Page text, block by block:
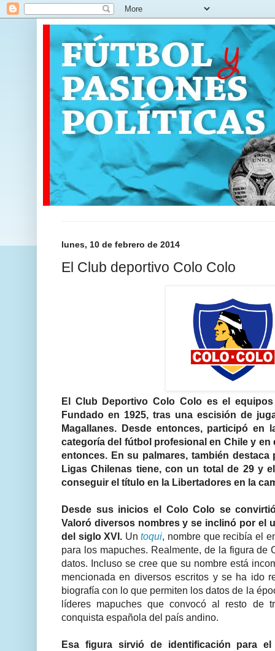
lunes, 10 de febrero de 2014
El Club deportivo Colo Colo
El Club Deportivo Colo Colo es el
Fundado en 1925, tras una escisión de
Magallanes. Desde entonces, participó en
categoría del fútbol profesional en Chile y en
entonces. En su palmares, también
Ligas Chilenas tiene, con un total de 29 y
conseguir el título en la Libertadores en la
Desde sus inicios el Colo Colo se
Valoró diversos nombres y se inclinó por el
del siglo XVI. Un toqui, nombre que recibía el
para los mapuches. Realmente, de la figura de
datos. Incluso se cree que su nombre está
mencionada en diversos escritos y se ha ido
biografía con lo que permiten los datos de la
líderes mapuches que convocó al resto de
conquista española del país andino.
Esa figura sirvió de identificación para